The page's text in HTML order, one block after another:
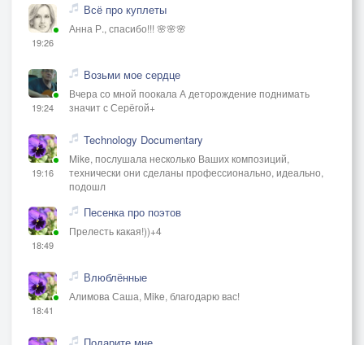
19:26
Всё про куплеты
Анна Р., спасибо!!! 🌸🌸🌸
19:24
Возьми мое сердце
Вчера со мной поокала А деторождение поднимать
значит с Серёгой+
19:16
Technology Documentary
Mike, послушала несколько Ваших композиций,
технически они сделаны профессионально, идеально,
подошл
18:49
Песенка про поэтов
Прелесть какая!))+4
18:41
Влюблённые
Алимова Саша, Mike, благодарю вас!